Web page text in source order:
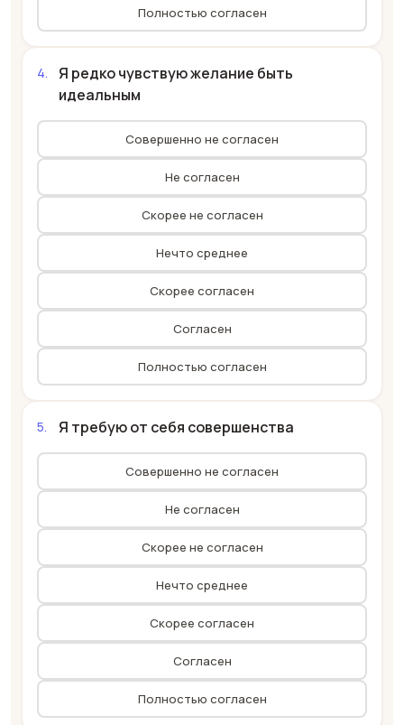
Полностью согласен
Я редко чувствую желание быть
идеальным
Совершенно не согласен
Не согласен
Скорее не согласен
Нечто среднее
Скорее согласен
Согласен
Полностью согласен
Я требую от себя совершенства
Совершенно не согласен
Не согласен
Скорее не согласен
Нечто среднее
Скорее согласен
Согласен
Полностью согласен